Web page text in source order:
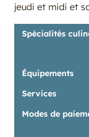
jeudi et midi et
Spécialités
Équipements
Services
Modes de